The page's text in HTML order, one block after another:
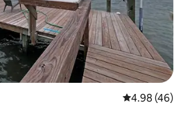
レビュー46
4.98 (46)